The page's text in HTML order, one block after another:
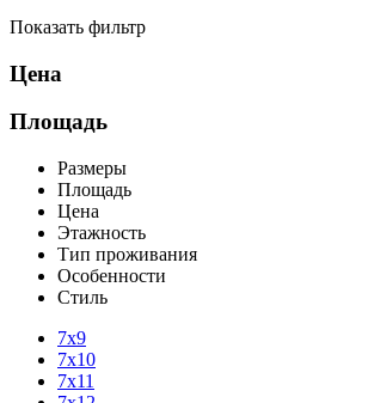
Показать фильтр
Цена
Площадь
Размеры
Площадь
Цена
Этажность
Тип проживания
Особенности
Стиль
7х9
7х10
7х11